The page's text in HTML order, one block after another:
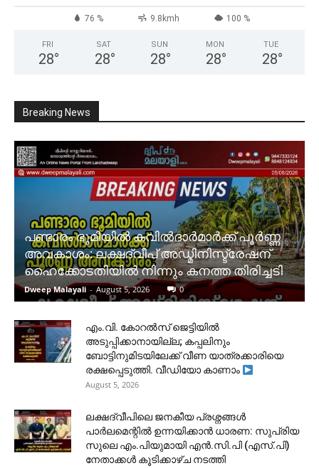
76 % 9.8kmh 100 %
FRI
28°
SAT
28°
SUN
28°
MON
28°
TUE
28°
Breaking News
പണ്ടാരം ഭൂമിയിൽ കവിൽദാർമാർക്ക് പൂർണ്ണ
അവകാശം: ലക്ഷദ്വീപ് അഡ്മിനിസ്ട്രേഷന്
ഹൈക്കോടതിയിൽ നിന്നും കനത്ത തിരിച്ചടി
Dweep Malayali - August 5, 2026 0
​എം.വി. കോറൽസ് ജെട്ടിയിൽ
അടുപ്പിക്കാനായില്ല; കപ്പലിനും
ബോട്ടിനുമിടയിലേക്ക് വീണ യാത്രക്കാരിയെ
രക്ഷപ്പെടുത്തി. വീഡിയോ കാണാം
August 5, 2026
ലക്ഷദ്വീപിലെ ജനകീയ പ്രശ്നങ്ങൾ
പാർലമെന്റിൽ ഉന്നയിക്കാൻ ധാരണ: സുപ്രിയ
സുലെ എം.പിയുമായി എൻ.സി.പി (എസ്.പി)
നേതാക്കൾ കൂടിക്കാഴ്ച നടത്തി